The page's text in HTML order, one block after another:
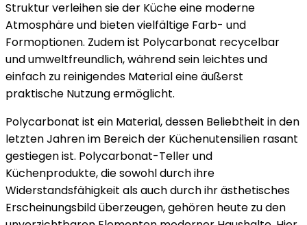
Struktur verleihen sie der Küche eine moderne
Atmosphäre und bieten vielfältige Farb- und
Formoptionen. Zudem ist Polycarbonat recycelbar
und umweltfreundlich, während sein leichtes und
einfach zu reinigendes Material eine äußerst
praktische Nutzung ermöglicht.
Polycarbonat ist ein Material, dessen Beliebtheit in den
letzten Jahren im Bereich der Küchenutensilien rasant
gestiegen ist. Polycarbonat-Teller und
Küchenprodukte, die sowohl durch ihre
Widerstandsfähigkeit als auch durch ihr ästhetisches
Erscheinungsbild überzeugen, gehören heute zu den